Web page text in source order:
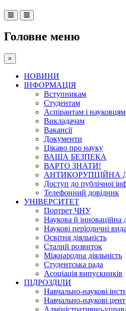
Головне меню
×
НОВИНИ
ІНФОРМАЦІЯ
Вступникам
Студентам
Аспірантам і науковцям
Викладачам
Вакансії
Документи
Цікаво про науку
ВАША БЕЗПЕКА
ВАРТО ЗНАТИ!
АНТИКОРУПЦІЙНА
Доступ до публічної
Телефонний довідник
УНІВЕРСИТЕТ
Портрет ЧНУ
Наукова й інноваційна
Наукові періодичні
Освітня діяльність
Сталий розвиток
Міжнародна діяльність
Студентська рада
Асоціація випускників
ПІДРОЗДІЛИ
Навчально-наукові
Навчально-наукові